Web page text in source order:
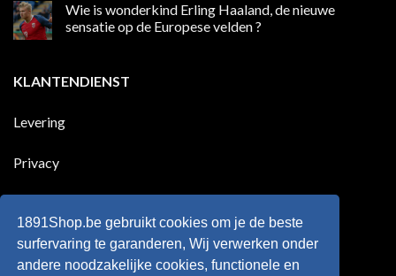
meer
100
land
scoort
op
jaar
nog
eens
tegen
Wie is wonderkind Erling Haaland, de nieuwe
sensatie op de Europese velden ?
Wie
is
Haaland,
Europese
KLANTENDIENST
Levering
Privacy
Retourneren
1891Shop.be gebruikt cookies om je de beste
surfervaring te garanderen, Wij verwerken onder
andere noodzakelijke cookies, functionele en